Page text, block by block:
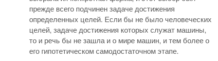
прежде всего подчинен задаче достижения
определенных целей. Если бы не было человеческих
целей, задаче достижения которых служат машины,
то и речь бы не зашла и о мире машин, и тем более о
его гипотетическом самодостаточном этапе.